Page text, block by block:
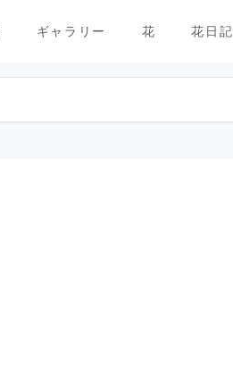
ギャラリー 花 花日記